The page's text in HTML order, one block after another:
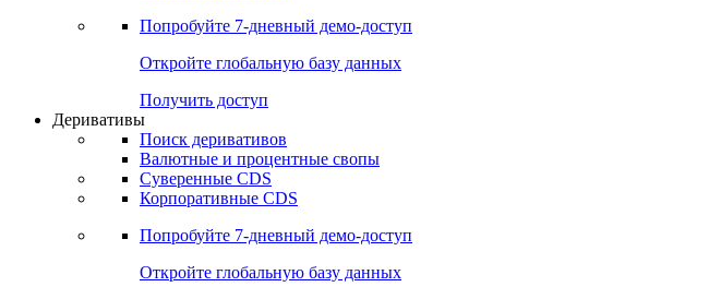
Попробуйте 7-дневный демо-доступ
Откройте глобальную базу данных
Получить доступ
Деривативы
Поиск деривативов
Валютные и процентные свопы
Суверенные CDS
Корпоративные CDS
Попробуйте 7-дневный демо-доступ
Откройте глобальную базу данных